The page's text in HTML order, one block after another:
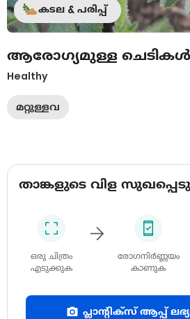
കടല & പരിപ്പ്
ആരോഗ്യമുള്ള ചെടികൾ
Healthy
മറ്റുള്ളവ
താങ്കളുടെ വിള
ഒരു ചിത്രം
എടുക്കുക
രോഗനിർണ്ണയം
കാണുക
പ്ലാന്റിക്സ് ആപ്പ്